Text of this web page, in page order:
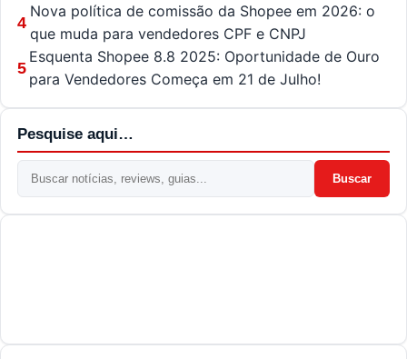
4
Nova política de comissão da Shopee em 2026: o
que muda para vendedores CPF e CNPJ
5
Esquenta Shopee 8.8 2025: Oportunidade de Ouro
para Vendedores Começa em 21 de Julho!
Pesquise aqui…
Buscar